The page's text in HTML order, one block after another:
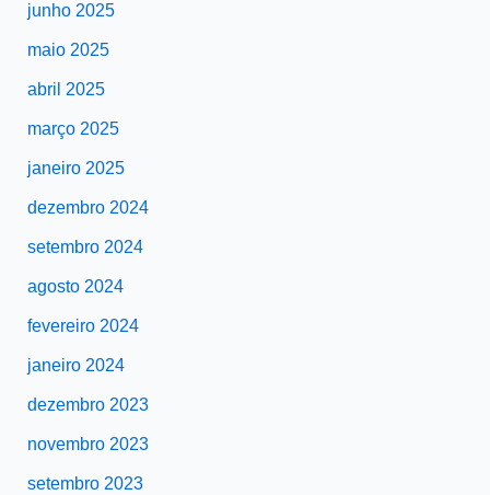
junho 2025
maio 2025
abril 2025
março 2025
janeiro 2025
dezembro 2024
setembro 2024
agosto 2024
fevereiro 2024
janeiro 2024
dezembro 2023
novembro 2023
setembro 2023